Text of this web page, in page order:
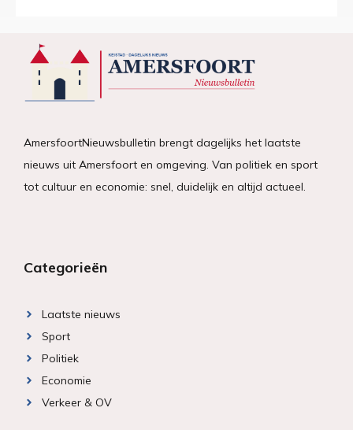
AmersfoortNieuwsbulletin brengt dagelijks het laatste
nieuws uit Amersfoort en omgeving. Van politiek en sport
tot cultuur en economie: snel, duidelijk en altijd actueel.
Categorieën
Laatste nieuws
Sport
Politiek
Economie
Verkeer & OV